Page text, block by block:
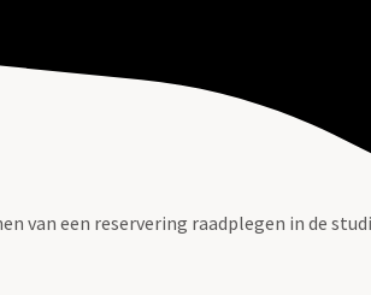
van een reservering raadplegen in de